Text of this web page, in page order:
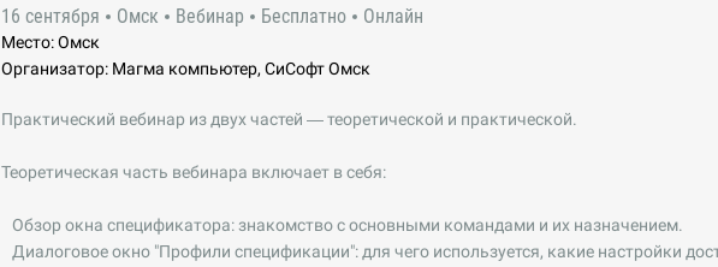
16 сентября Омск Вебинар Бесплатно Онлайн
Место: Омск
Организатор: Магма компьютер, СиСофт Омск
Практический вебинар из двух частей — теоретической и практической.
Теоретическая часть вебинара включает в себя:
Обзор окна спецификатора: знакомство с основными командами и их назначением.
Диалоговое окно "Профили спецификации": для чего используется, какие настройки